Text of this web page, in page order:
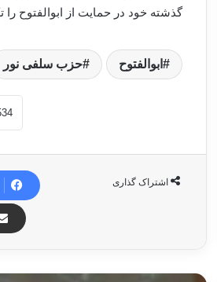
گذشته خود در حمایت از ابوالفتوح را
ابوالفتوح حزب سلفی نور
اشتراک گذاری